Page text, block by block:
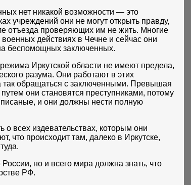
нет никакой возможности — это
учреждений они не могут открыть правду,
отъезда проверяющих им не жить. Многие
действиях в Чечне и сейчас они
беспомощных заключенных.
Иркутской области не имеют предела,
разума. Они работают в этих
так обращаться с заключенными. Превышая
они становятся преступниками, потому
и они должны нести полную
о всех издевательствах, которым они
что происходит там, далеко в Иркутске,
но и всего мира должна знать, что
РФ.